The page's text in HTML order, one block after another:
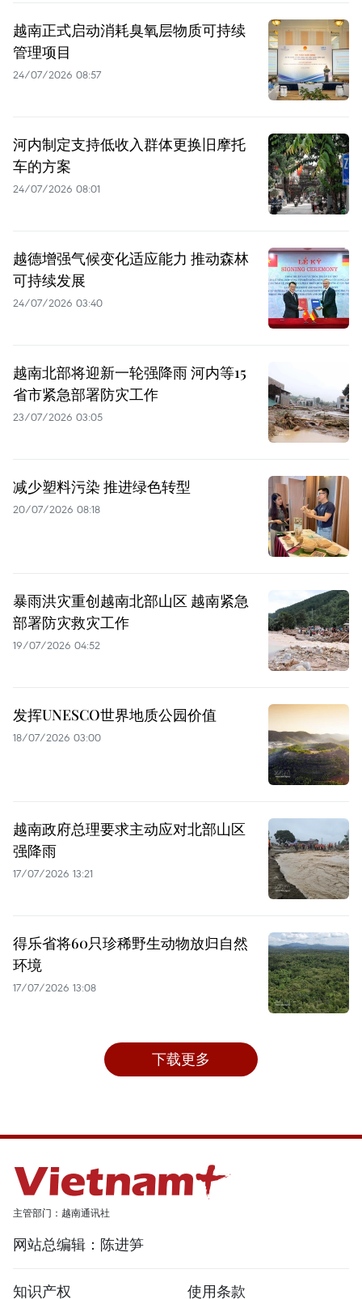
越南正式启动消耗臭氧层物质可持续
管理项目
24/07/2026 08:57
河内制定支持低收入群体更换旧摩托
车的方案
24/07/2026 08:01
越德增强气候变化适应能力 推动森林
可持续发展
24/07/2026 03:40
越南北部将迎新一轮强降雨 河内等15
省市紧急部署防灾工作
23/07/2026 03:05
减少塑料污染 推进绿色转型
20/07/2026 08:18
暴雨洪灾重创越南北部山区 越南紧急
部署防灾救灾工作
19/07/2026 04:52
发挥UNESCO世界地质公园价值
18/07/2026 03:00
越南政府总理要求主动应对北部山区
强降雨
17/07/2026 13:21
得乐省将60只珍稀野生动物放归自然
环境
17/07/2026 13:08
下载更多
主管部门：越南通讯社
网站总编辑：陈进笋
知识产权 使用条款